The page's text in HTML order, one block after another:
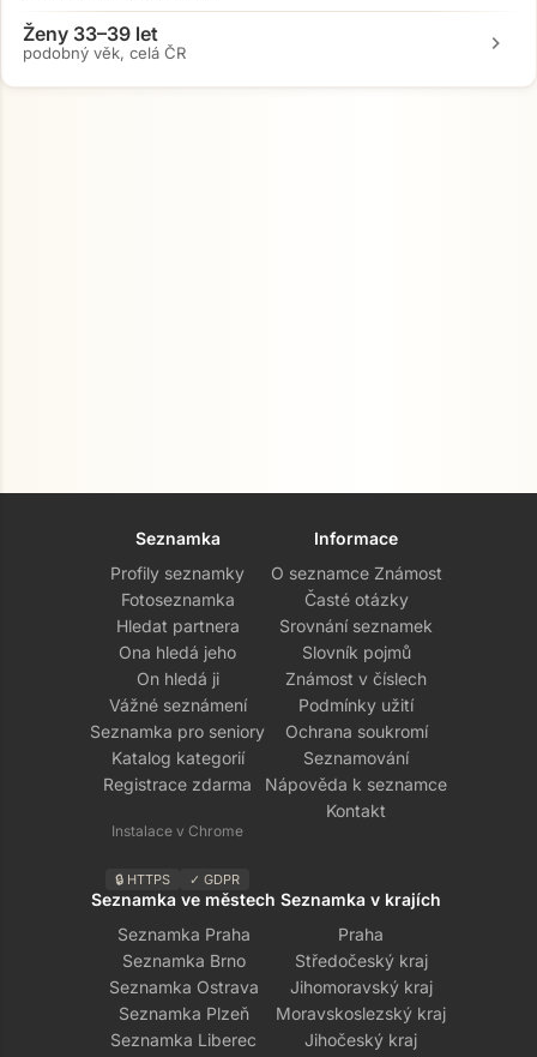
Ženy 33–39 let
podobný věk, celá ČR chevron_right
Seznamka
Profily seznamky
Fotoseznamka
Hledat partnera
Ona hledá jeho
On hledá ji
Vážné seznámení
Seznamka pro seniory
Katalog kategorií
Registrace zdarma
Instalace v Chrome
🔒 HTTPS ✓ GDPR
Informace
O seznamce Známost
Časté otázky
Srovnání seznamek
Slovník pojmů
Známost v číslech
Podmínky užití
Ochrana soukromí
Seznamování
Nápověda k seznamce
Kontakt
Seznamka ve městech
Seznamka Praha
Seznamka Brno
Seznamka Ostrava
Seznamka Plzeň
Seznamka Liberec
Seznamka v krajích
Praha
Středočeský kraj
Jihomoravský kraj
Moravskoslezský kraj
Jihočeský kraj